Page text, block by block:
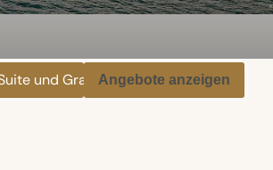
und Grand Panorama Suite
Angebote anzeigen